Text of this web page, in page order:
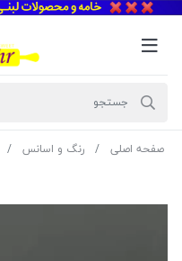
صفحه اصلی رنگ و اسانس